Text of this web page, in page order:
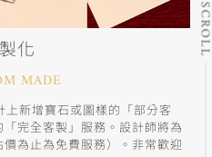
化
MADE
新增寶石或圖樣的「部分客
完全客製」服務。設計師將為
為止為免費服務）。非常歡迎